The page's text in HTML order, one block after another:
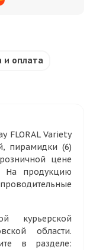
и оплата
FLORAL Variety
пирамидки (6)
цене
На продукцию
курьерской
области.
в разделе: